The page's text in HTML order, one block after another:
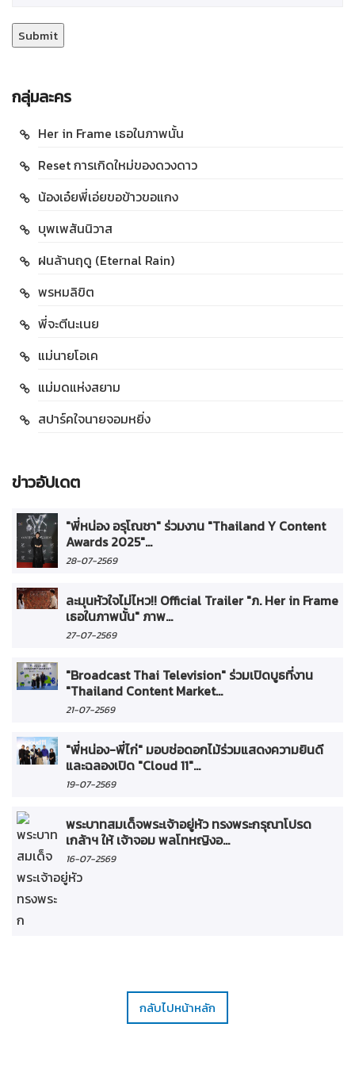
กลุ่มละคร
Her in Frame เธอในภาพนั้น
Reset การเกิดใหม่ของดวงดาว
น้องเอ๋ยพี่เอ่ยขอข้าวขอแกง
บุพเพสันนิวาส
ฝนล้านฤดู (Eternal Rain)
พรหมลิขิต
พี่จะตีนะเนย
แม่นายโอเค
แม่มดแห่งสยาม
สปาร์คใจนายจอมหยิ่ง
ข่าวอัปเดต
"พี่หน่อง อรุโณชา" ร่วมงาน "Thailand Y Content
Awards 2025"...
28-07-2569
ละมุนหัวใจไม่ไหว!! Official Trailer "ภ. Her in Frame
เธอในภาพนั้น" ภาพ...
27-07-2569
"Broadcast Thai Television" ร่วมเปิดบูธที่งาน
"Thailand Content Market...
21-07-2569
"พี่หน่อง-พี่ไก่" มอบช่อดอกไม้ร่วมแสดงความยินดี
และฉลองเปิด "Cloud 11"...
19-07-2569
พระบาทสมเด็จพระเจ้าอยู่หัว ทรงพระกรุณาโปรด
เกล้าฯ ให้ เจ้าจอม พลโทหญิงอ...
16-07-2569
กลับไปหน้าหลัก